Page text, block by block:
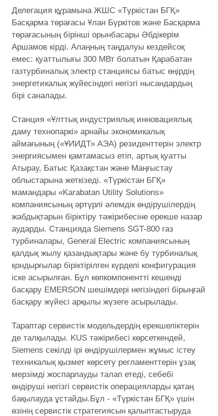
Делегация құрамына ЖШС «Түркістан БГҚ»
Басқарма төрағасы Ұлан Бүркітов және Басқарма
төрағасының бірінші орынбасары Әбдікерім
Аршамов кірді. Алаңның таңдалуы кездейсоқ
емес: қуаттылығы 300 МВт болатын Қарабатан
газтурбиналық электр станциясы батыс өңірдің
энергетикалық жүйесіндегі негізгі нысандардың
бірі саналады.
Станция «Ұлттық индустриялық инновациялық
даму технопаркі» арнайы экономикалық
аймағының («ҰИИДТ» АЭА) резиденттерін электр
энергиясымен қамтамасыз етіп, артық қуатты
Атырау, Батыс Қазақстан және Маңғыстау
облыстарына жеткізеді. «Түркістан БГҚ»
мамандары «Karabatan Utility Solutions»
компаниясының әртүрлі әлемдік өндірушілердің
жабдықтарын біріктіру тәжірибесіне ерекше назар
аударды. Станцияда Siemens SGT-800 газ
турбиналары, General Electric компаниясының
қалдық жылу қазандықтары және бу турбиналық
қондырғылар біріктірілген күрделі конфигурация
іске асырылған. Бұл көпкомпонентті кешенді
басқару EMERSON шешімдері негізіндегі бірыңғай
басқару жүйесі арқылы жүзеге асырылады.
Тараптар сервистік модельдердің ерекшеліктерін
де талқылады. KUS тәжірибесі көрсеткендей,
Siemens секілді ірі өндірушілермен жұмыс істеу
техникалық қызмет көрсету регламенттерін ұзақ
мерзімді жоспарлауды талап етеді, себебі
өндіруші негізгі сервистік операцияларды қатаң
бақылауда ұстайды.Бұл - «Түркістан БГҚ» үшін
өзінің сервистік стратегиясын қалыптастыруда